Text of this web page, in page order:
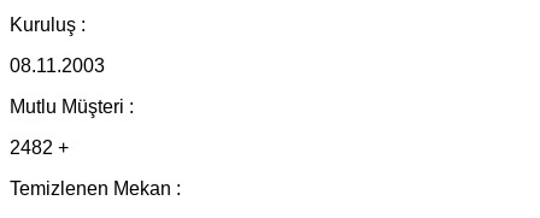
Kuruluş :
08.11.2003
Mutlu Müşteri :
2482 +
Temizlenen Mekan :